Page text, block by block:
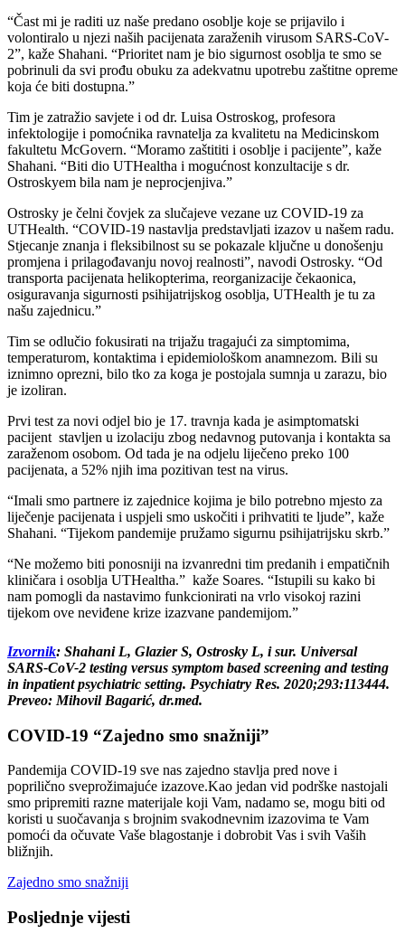
“Čast mi je raditi uz naše predano osoblje koje se prijavilo i
volontiralo u njezi naših pacijenata zaraženih virusom SARS-CoV-
2”, kaže Shahani. “Prioritet nam je bio sigurnost osoblja te smo se
pobrinuli da svi prođu obuku za adekvatnu upotrebu zaštitne opreme
koja će biti dostupna.”
Tim je zatražio savjete i od dr. Luisa Ostroskog, profesora
infektologije i pomoćnika ravnatelja za kvalitetu na Medicinskom
fakultetu McGovern. “Moramo zaštititi i osoblje i pacijente”, kaže
Shahani. “Biti dio UTHealtha i mogućnost konzultacije s dr.
Ostroskyem bila nam je neprocjenjiva.”
Ostrosky je čelni čovjek za slučajeve vezane uz COVID-19 za
UTHealth. “COVID-19 nastavlja predstavljati izazov u našem radu.
Stjecanje znanja i fleksibilnost su se pokazale ključne u donošenju
promjena i prilagođavanju novoj realnosti”, navodi Ostrosky. “Od
transporta pacijenata helikopterima, reorganizacije čekaonica,
osiguravanja sigurnosti psihijatrijskog osoblja, UTHealth je tu za
našu zajednicu.”
Tim se odlučio fokusirati na trijažu tragajući za simptomima,
temperaturom, kontaktima i epidemiološkom anamnezom. Bili su
iznimno oprezni, bilo tko za koga je postojala sumnja u zarazu, bio
je izoliran.
Prvi test za novi odjel bio je 17. travnja kada je asimptomatski
pacijent stavljen u izolaciju zbog nedavnog putovanja i kontakta sa
zaraženom osobom. Od tada je na odjelu liječeno preko 100
pacijenata, a 52% njih ima pozitivan test na virus.
“Imali smo partnere iz zajednice kojima je bilo potrebno mjesto za
liječenje pacijenata i uspjeli smo uskočiti i prihvatiti te ljude”, kaže
Shahani. “Tijekom pandemije pružamo sigurnu psihijatrijsku skrb.”
“Ne možemo biti ponosniji na izvanredni tim predanih i empatičnih
kliničara i osoblja UTHealtha.” kaže Soares. “Istupili su kako bi
nam pomogli da nastavimo funkcionirati na vrlo visokoj razini
tijekom ove neviđene krize izazvane pandemijom.”
Izvornik: Shahani L, Glazier S, Ostrosky L, i sur. Universal
SARS-CoV-2 testing versus symptom based screening and testing
in inpatient psychiatric setting. Psychiatry Res. 2020;293:113444.
Preveo: Mihovil Bagarić, dr.med.
COVID-19 “Zajedno smo snažniji”
Pandemija COVID-19 sve nas zajedno stavlja pred nove i
poprilično sveprožimajuće izazove.Kao jedan vid podrške nastojali
smo pripremiti razne materijale koji Vam, nadamo se, mogu biti od
koristi u suočavanja s brojnim svakodnevnim izazovima te Vam
pomoći da očuvate Vaše blagostanje i dobrobit Vas i svih Vaših
bližnjih.
Zajedno smo snažniji
Posljednje vijesti